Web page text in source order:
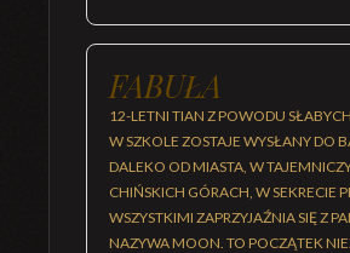
FABUŁA
12-LETNI TIAN Z POWODU
W SZKOLE ZOSTAJE WYSŁANY DO
DALEKO OD MIASTA, W
CHIŃSKICH GÓRACH, W SEKRECIE
WSZYSTKIMI ZAPRZYJAŹNIA SIĘ Z
NAZYWA MOON. TO POCZĄTEK